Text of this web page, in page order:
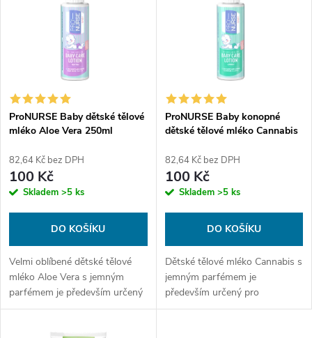
í
p
r
o
u
k
s
p
r
o
d
u
k
ProNURSE Baby dětské tělové
mléko Aloe Vera 250ml
82,64 Kč bez DPH
100 Kč
Skladem >5 ks
DO KOŠÍKU
Velmi oblíbené dětské tělové
mléko Aloe Vera s jemným
parfémem je především určený
pro intenzivnější denní péči o
ProNURSE Baby konopné
dětské tělové mléko Cannabis
82,64 Kč bez DPH
100 Kč
Skladem >5 ks
DO KOŠÍKU
Dětské tělové mléko Cannabis s
jemným parfémem je
především určený pro
promazávání extrémně